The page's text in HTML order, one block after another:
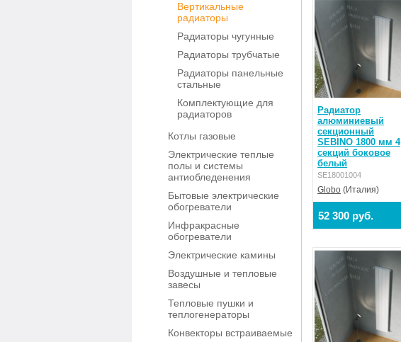
Вертикальные
радиаторы
Радиаторы чугунные
Радиаторы трубчатые
Радиаторы панельные
стальные
Комплектующие для
радиаторов
Котлы газовые
Электрические теплые
полы и системы
антиобледенения
Бытовые электрические
обогреватели
Инфракрасные
обогреватели
Электрические камины
Воздушные и тепловые
завесы
Тепловые пушки и
теплогенераторы
Конвекторы встраиваемые
Радиатор
алюминиевый
секционный
SEBINO 1800 мм 4
секций боковое
белый
SE18001004
Globo (Италия)
52 300 руб.